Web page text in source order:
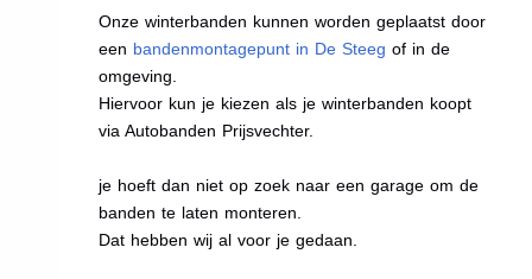
Onze winterbanden kunnen worden geplaatst door
een bandenmontagepunt in De Steeg of in de
omgeving.
Hiervoor kun je kiezen als je winterbanden koopt
via Autobanden Prijsvechter.
je hoeft dan niet op zoek naar een garage om de
banden te laten monteren.
Dat hebben wij al voor je gedaan.